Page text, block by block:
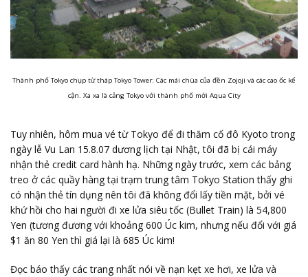
Thành phố Tokyo chụp từ tháp Tokyo Tower: Các mái chùa của đền Zojoji và các cao ốc kế
cận. Xa xa là cảng Tokyo với thành phố mới Aqua City
Tuy nhiên, hôm mua vé từ Tokyo để đi thăm cố đô Kyoto trong
ngày lễ Vu Lan 15.8.07 dương lịch tại Nhật, tôi đã bị cái máy
nhận thẻ credit card hành hạ. Những ngày trước, xem các bảng
treo ở các quầy hàng tại trạm trung tâm Tokyo Station thấy ghi
có nhận thẻ tín dụng nên tôi đã không đổi lấy tiền mặt, bởi vé
khứ hồi cho hai người đi xe lửa siêu tốc (Bullet Train) là 54,800
Yen (tương đương với khoảng 600 Úc kim, nhưng nếu đổi với giá
$1 ăn 80 Yen thì giá lại là 685 Úc kim!
Đọc báo thấy các trang nhất nói về nạn kẹt xe hơi, xe lửa và